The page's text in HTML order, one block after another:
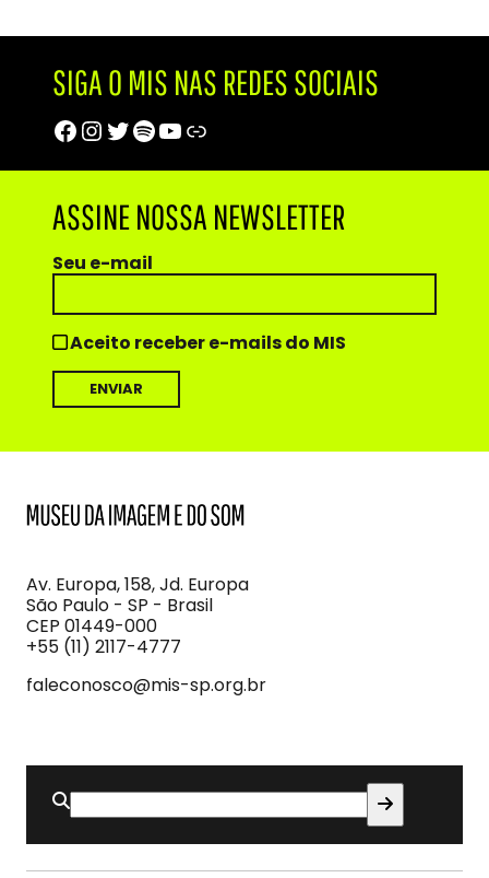
SIGA O MIS NAS REDES SOCIAIS
Facebook
Instagram
Twitter
Spotify
Youtube
Trip Advisor
ASSINE NOSSA NEWSLETTER
Seu e-mail
Aceito receber e-mails do MIS
Imagem
e
do
Som
Av. Europa, 158, Jd. Europa
São Paulo - SP - Brasil
CEP 01449-000
+55 (11) 2117-4777
faleconosco@mis-sp.org.br
Buscar
por: